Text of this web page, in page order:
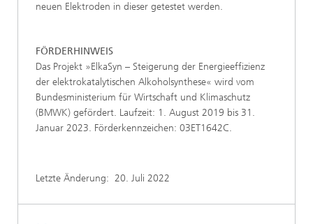
neuen Elektroden in dieser getestet werden.
FÖRDERHINWEIS
Das Projekt »ElkaSyn – Steigerung der Energieeffizienz
der elektrokatalytischen Alkoholsynthese« wird vom
Bundesministerium für Wirtschaft und Klimaschutz
(BMWK) gefördert. Laufzeit: 1. August 2019 bis 31.
Januar 2023. Förderkennzeichen: 03ET1642C.
Letzte Änderung: 20. Juli 2022